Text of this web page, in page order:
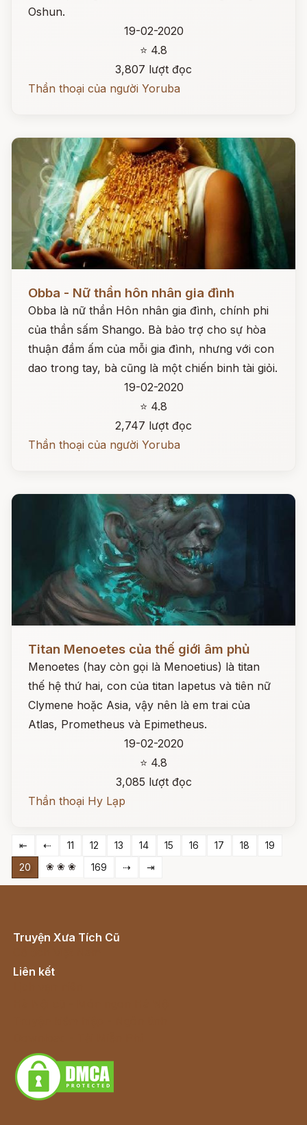
Oshun.
19-02-2020
⭐ 4.8
3,807 lượt đọc
Thần thoại của người Yoruba
Obba - Nữ thần hôn nhân gia đình
Obba là nữ thần Hôn nhân gia đình, chính phi
của thần sấm Shango. Bà bảo trợ cho sự hòa
thuận đầm ấm của mỗi gia đình, nhưng với con
dao trong tay, bà cũng là một chiến binh tài giỏi.
19-02-2020
⭐ 4.8
2,747 lượt đọc
Thần thoại của người Yoruba
Titan Menoetes của thế giới âm phủ
Menoetes (hay còn gọi là Menoetius) là titan
thế hệ thứ hai, con của titan Iapetus và tiên nữ
Clymene hoặc Asia, vậy nên là em trai của
Atlas, Prometheus và Epimetheus.
19-02-2020
⭐ 4.8
3,085 lượt đọc
Thần thoại Hy Lạp
⇤ ⇠ 11 12 13 14 15 16 17 18
19
20
❀ ❀ ❀ 169 ⇢ ⇥
Truyện Xưa Tích Cũ
Liên kết